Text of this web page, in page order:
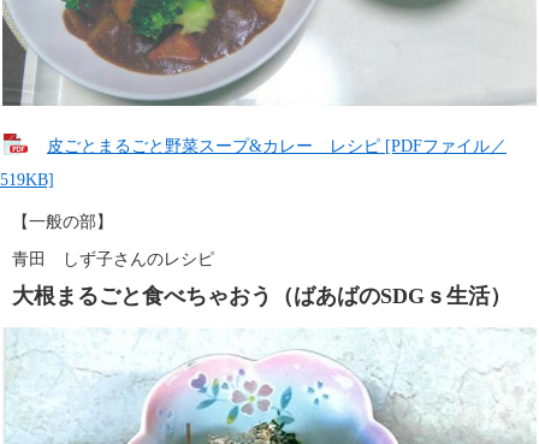
皮ごとまるごと野菜スープ&カレー レシピ [PDFファイル／
519KB]
【一般の部】
青田　しず子さんのレシピ
大根まるごと食べちゃおう（ばあばのSDGｓ生活）